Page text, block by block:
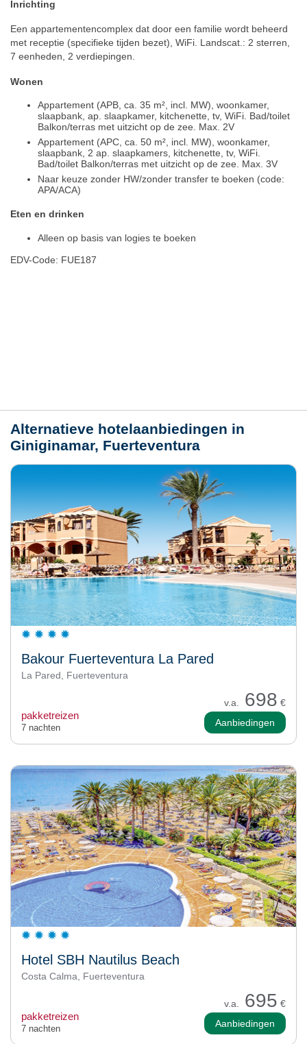
Inrichting
Een appartementencomplex dat door een familie wordt beheerd
met receptie (specifieke tijden bezet), WiFi. Landscat.: 2 sterren,
7 eenheden, 2 verdiepingen.
Wonen
Appartement (APB, ca. 35 m², incl. MW), woonkamer,
slaapbank, ap. slaapkamer, kitchenette, tv, WiFi. Bad/toilet
Balkon/terras met uitzicht op de zee. Max. 2V
Appartement (APC, ca. 50 m², incl. MW), woonkamer,
slaapbank, 2 ap. slaapkamers, kitchenette, tv, WiFi.
Bad/toilet Balkon/terras met uitzicht op de zee. Max. 3V
Naar keuze zonder HW/zonder transfer te boeken (code:
APA/ACA)
Eten en drinken
Alleen op basis van logies te boeken
EDV-Code: FUE187
Alternatieve hotelaanbiedingen in
Giniginamar, Fuerteventura
Bakour Fuerteventura La Pared
La Pared, Fuerteventura
v.a. 698 €
pakketreizen
7 nachten Aanbiedingen
Hotel SBH Nautilus Beach
Costa Calma, Fuerteventura
v.a. 695 €
pakketreizen
7 nachten Aanbiedingen